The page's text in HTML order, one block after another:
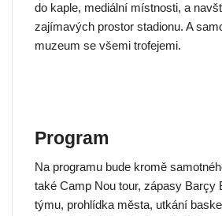
do kaple, mediální místnosti, a
zajímavých prostor stadionu. A
muzeum se všemi trofejemi.
Program
Na programu bude kromě
také Camp Nou tour, zápasy Barçy
týmu, prohlídka města, utkání